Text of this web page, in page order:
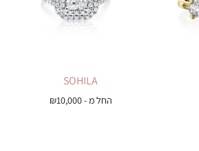
SOHILA
החל מ - ₪10,000